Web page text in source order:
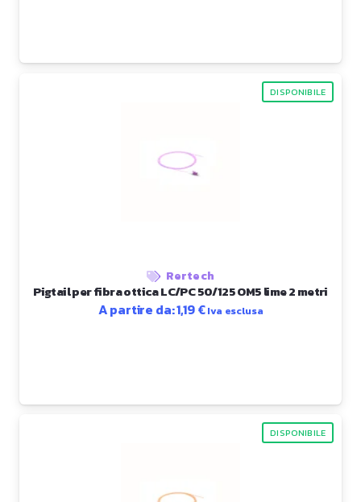
DISPONIBILE
Rertech
Pigtail per fibra ottica LC/PC 50/125 OM5 lime 2 metri
A partire da:1,19€Iva esclusa
DISPONIBILE